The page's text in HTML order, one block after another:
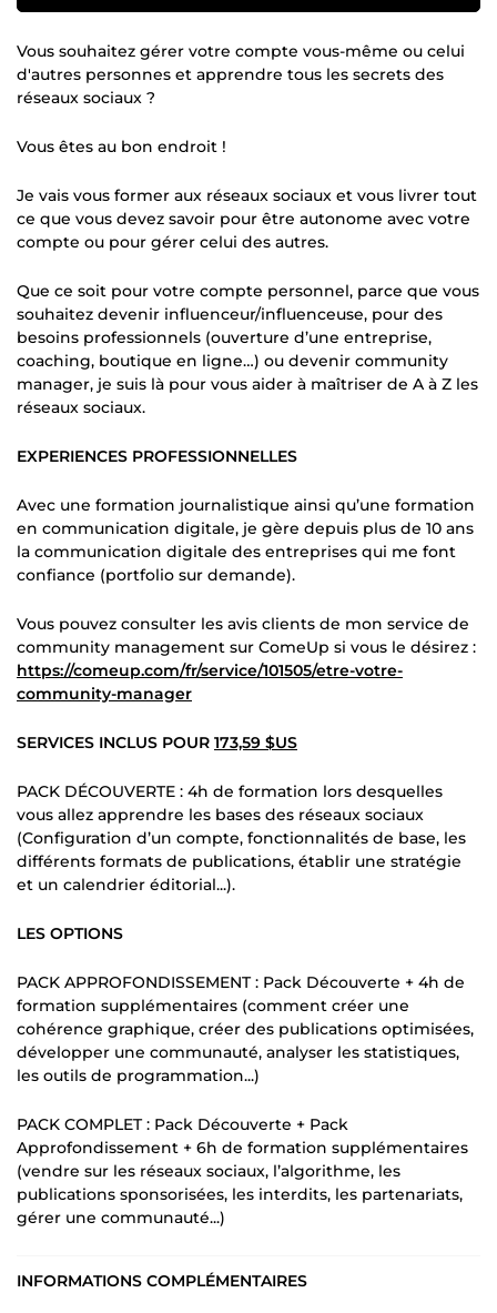
Vous souhaitez gérer votre compte vous-même ou celui
d'autres personnes et apprendre tous les secrets des
réseaux sociaux ?
Vous êtes au bon endroit !
Je vais vous former aux réseaux sociaux et vous livrer tout
ce que vous devez savoir pour être autonome avec votre
compte ou pour gérer celui des autres.
Que ce soit pour votre compte personnel, parce que vous
souhaitez devenir influenceur/influenceuse, pour des
besoins professionnels (ouverture d’une entreprise,
coaching, boutique en ligne…) ou devenir community
manager, je suis là pour vous aider à maîtriser de A à Z les
réseaux sociaux.
EXPERIENCES PROFESSIONNELLES
Avec une formation journalistique ainsi qu’une formation
en communication digitale, je gère depuis plus de 10 ans
la communication digitale des entreprises qui me font
confiance (portfolio sur demande).
Vous pouvez consulter les avis clients de mon service de
community management sur ComeUp si vous le désirez :
https://comeup.com/fr/service/101505/etre-votre-
community-manager
SERVICES INCLUS POUR 173,59 $US
PACK DÉCOUVERTE : 4h de formation lors desquelles
vous allez apprendre les bases des réseaux sociaux
(Configuration d’un compte, fonctionnalités de base, les
différents formats de publications, établir une stratégie
et un calendrier éditorial...).
LES OPTIONS
PACK APPROFONDISSEMENT : Pack Découverte + 4h de
formation supplémentaires (comment créer une
cohérence graphique, créer des publications optimisées,
développer une communauté, analyser les statistiques,
les outils de programmation...)
PACK COMPLET : Pack Découverte + Pack
Approfondissement + 6h de formation supplémentaires
(vendre sur les réseaux sociaux, l’algorithme, les
publications sponsorisées, les interdits, les partenariats,
gérer une communauté...)
INFORMATIONS COMPLÉMENTAIRES